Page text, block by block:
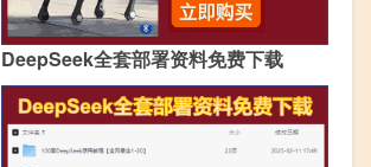
DeepSeek全套部署资料免费下载